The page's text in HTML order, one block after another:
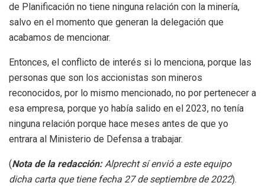
de Planificación no tiene ninguna relación con la minería,
salvo en el momento que generan la delegación que
acabamos de mencionar.
Entonces, el conflicto de interés si lo menciona, porque las
personas que son los accionistas son mineros
reconocidos, por lo mismo mencionado, no por pertenecer a
esa empresa, porque yo había salido en el 2023, no tenía
ninguna relación porque hace meses antes de que yo
entrara al Ministerio de Defensa a trabajar.
(Nota de la redacción: Alprecht sí envió a este equipo
dicha carta que tiene fecha 27 de septiembre de 2022).